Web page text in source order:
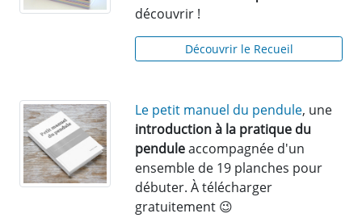
découvrir !
Découvrir le Recueil
Le petit manuel du pendule, une
introduction à la pratique du
penduleaccompagnée d'un
ensemble de 19 planches pour
débuter. À télécharger
gratuitement 😉